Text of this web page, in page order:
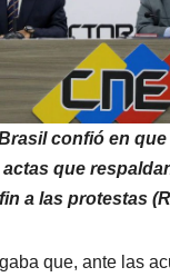
confió en que
que
a las protestas
que, ante las